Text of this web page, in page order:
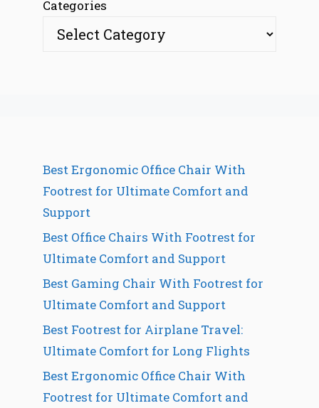
Categories
Best Ergonomic Office Chair With
Footrest for Ultimate Comfort and
Support
Best Office Chairs With Footrest for
Ultimate Comfort and Support
Best Gaming Chair With Footrest for
Ultimate Comfort and Support
Best Footrest for Airplane Travel:
Ultimate Comfort for Long Flights
Best Ergonomic Office Chair With
Footrest for Ultimate Comfort and